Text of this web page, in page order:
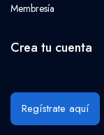
Membresía
Crea tu cuenta
Regístrate aquí